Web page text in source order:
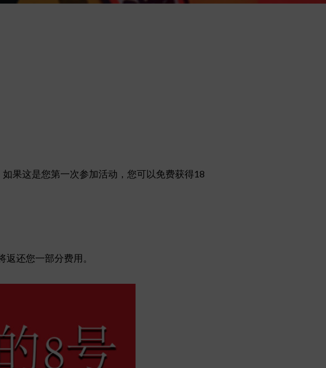
果这是您第一次参加活动，您可以免费获得18
还您一部分费用。